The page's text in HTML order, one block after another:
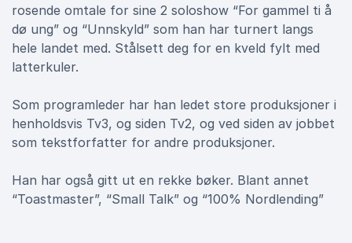
rosende omtale for sine 2 soloshow “For gammel ti å
dø ung” og “Unnskyld” som han har turnert langs
hele landet med. Stålsett deg for en kveld fylt med
latterkuler.
Som programleder har han ledet store produksjoner i
henholdsvis Tv3, og siden Tv2, og ved siden av jobbet
som tekstforfatter for andre produksjoner.
Han har også gitt ut en rekke bøker. Blant annet
“Toastmaster”, “Small Talk” og “100% Nordlending”